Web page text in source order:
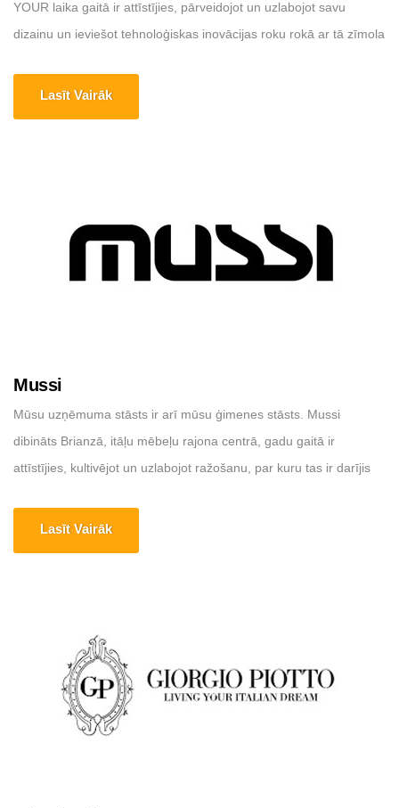
YOUR laika gaitā ir attīstījies, pārveidojot un uzlabojot savu
dizainu un ieviešot tehnoloģiskas inovācijas roku rokā ar tā zīmola
konsolidēto identitāti kā mēbeļu un aksesuāru redaktoru un
Lasīt Vairāk
Mussi
Mūsu uzņēmuma stāsts ir arī mūsu ģimenes stāsts. Mussi
dibināts Brianzā, itāļu mēbeļu rajona centrā, gadu gaitā ir
attīstījies, kultivējot un uzlabojot ražošanu, par kuru tas ir darījis
nepārspējamu pieredzi un pastāvīgu darbu. uzticību no tirgus.
Lasīt Vairāk